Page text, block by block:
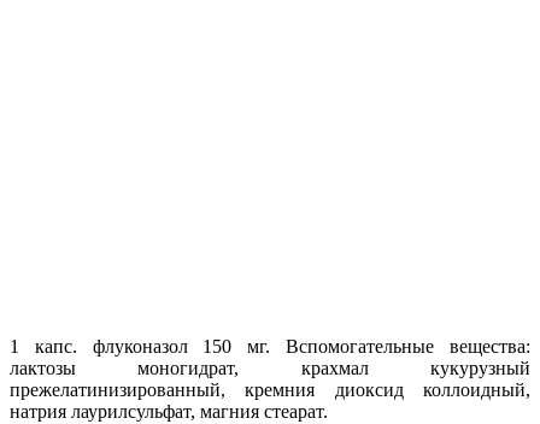
1 капс. флуконазол 150 мг. Вспомогательные вещества:
лактозы моногидрат, крахмал кукурузный
прежелатинизированный, кремния диоксид коллоидный,
натрия лаурилсульфат, магния стеарат.